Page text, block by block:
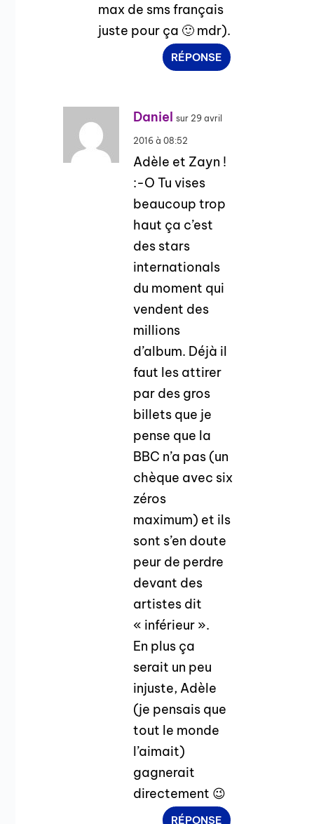
max de sms français
juste pour ça 🙂 mdr).
RÉPONSE
Daniel sur 29 avril
2016 à 08:52
Adèle et Zayn !
:-O Tu vises
beaucoup trop
haut ça c’est
des stars
internationals
du moment qui
vendent des
millions
d’album. Déjà il
faut les attirer
par des gros
billets que je
pense que la
BBC n’a pas (un
chèque avec six
zéros
maximum) et ils
sont s’en doute
peur de perdre
devant des
artistes dit
« inférieur ».
En plus ça
serait un peu
injuste, Adèle
(je pensais que
tout le monde
l’aimait)
gagnerait
directement 😉
RÉPONSE